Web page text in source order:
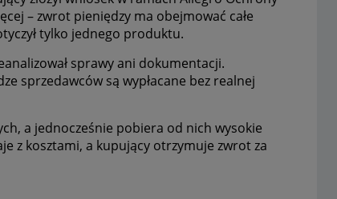
– zwrot pieniędzy ma obejmować całe
tylko jednego produktu.
sprawy ani dokumentacji.
sprzedawców są wypłacane bez realnej
a jednocześnie pobiera od nich wysokie
z kosztami, a kupujący otrzymuje zwrot za